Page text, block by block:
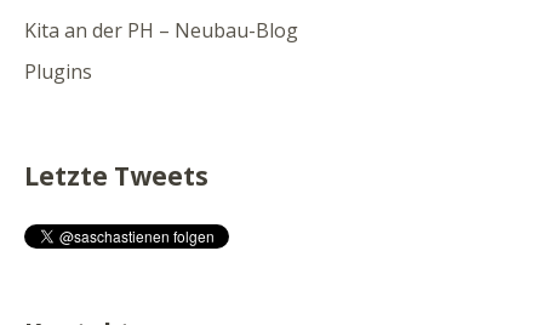
Kita an der PH – Neubau-Blog
Plugins
Letzte Tweets